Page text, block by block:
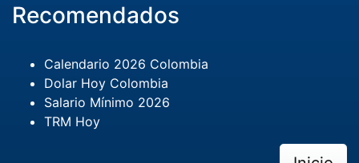
Recomendados
Calendario 2026 Colombia
Dolar Hoy Colombia
Salario Mínimo 2026
TRM Hoy